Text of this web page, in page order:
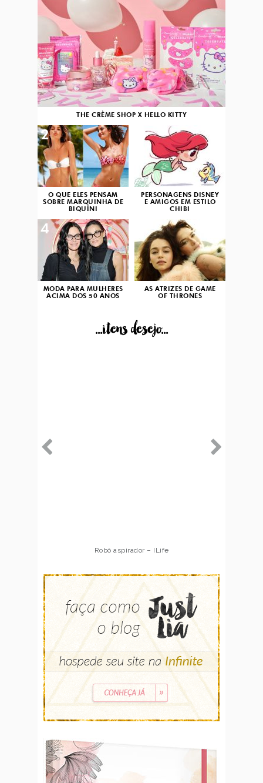
THE CRÈME SHOP X HELLO KITTY
O QUE ELES PENSAM
SOBRE MARQUINHA DE
BIQUÍNI
2
PERSONAGENS DISNEY
E AMIGOS EM ESTILO
CHIBI
3
MODA PARA MULHERES
ACIMA DOS 50 ANOS
4
AS ATRIZES DE GAME
OF THRONES
...itens desejo...
Robô aspirador – ILife